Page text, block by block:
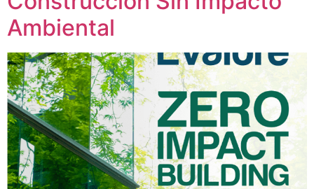
Ambiental